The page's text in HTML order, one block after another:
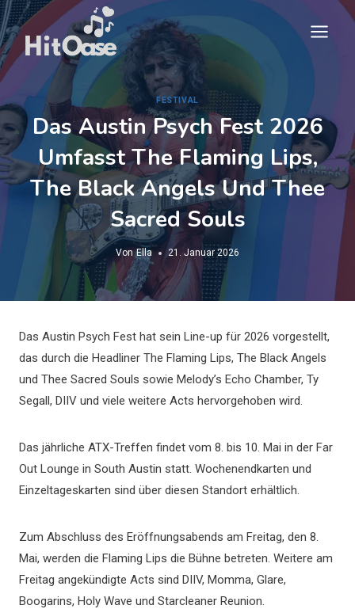
Zum
Inhalt
springen
FESTIVAL
Das Austin Psych Fest 2026
Umfasst The Flaming Lips,
The Black Angels Und Thee
Sacred Souls
Von Ella 21. Januar 2026
Das Austin Psych Fest hat sein Line-up für 2026 vorgestellt,
das durch die Headliner The Flaming Lips, The Black Angels
und Thee Sacred Souls sowie Melody’s Echo Chamber, Ty
Segall, DIIV und viele weitere Acts hervorgehoben wird.
Das jährliche ATX-Treffen findet vom 8. bis 10. Mai in der Far
Out Lounge in South Austin statt. Wochenendkarten und
Einzeltageskarten sind über diesen Standort erhältlich.
Zum Abschluss des Eröffnungsabends am Freitag, den 8.
Mai, werden die Flaming Lips die Bühne betreten. Weitere am
Freitag angekündigte Acts sind DIIV, Momma, Glare,
Boogarins, Holy Wave und Starcleaner Reunion.